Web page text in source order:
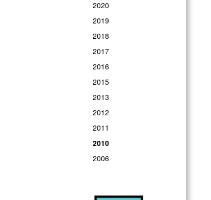
2020
2019
2018
2017
2016
2015
2013
2012
2011
2010
2006